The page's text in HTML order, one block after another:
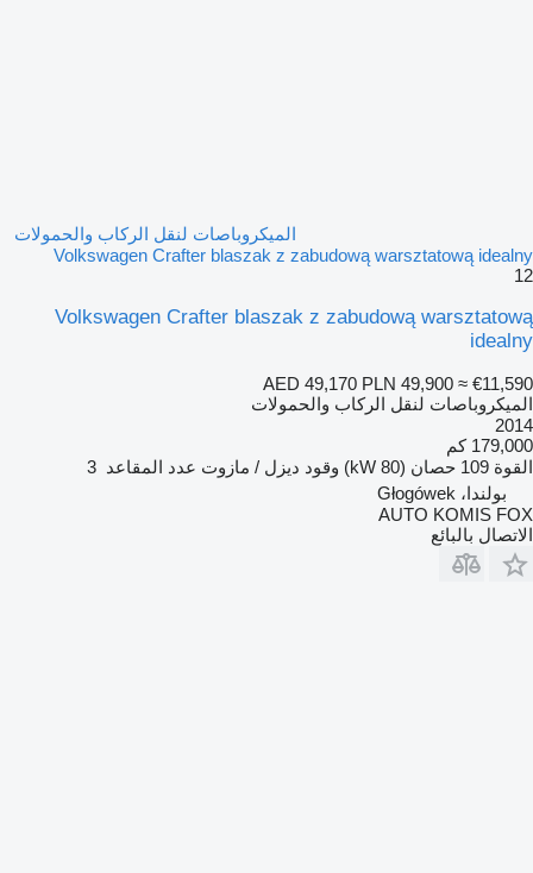
الميكروباصات لنقل الركاب والحمولات
Volkswagen Crafter blaszak z zabudową warsztatową idealny
12
Volkswagen Crafter blaszak z zabudową warsztatową
idealny
AED 49,170 PLN 49,900 ≈ €11,590
الميكروباصات لنقل الركاب والحمولات
2014
179,000 كم
القوة 109 حصان (80 kW) وقود ديزل / مازوت عدد المقاعد 3
بولندا، Głogówek
AUTO KOMIS FOX
الاتصال بالبائع